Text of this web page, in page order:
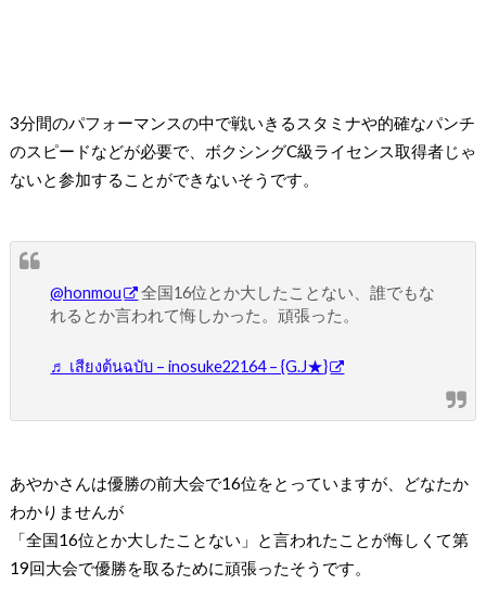
3分間のパフォーマンスの中で戦いきるスタミナや的確なパンチ
のスピードなどが必要で、ボクシングC級ライセンス取得者じゃ
ないと参加することができないそうです。
@honmou
全国16位とか大したことない、誰でもな
れるとか言われて悔しかった。頑張った。
♬ เสียงต้นฉบับ – inosuke22164 – {G.J★}
あやかさんは優勝の前大会で16位をとっていますが、どなたか
わかりませんが
「全国16位とか大したことない」と言われたことが悔しくて第
19回大会で優勝を取るために頑張ったそうです。